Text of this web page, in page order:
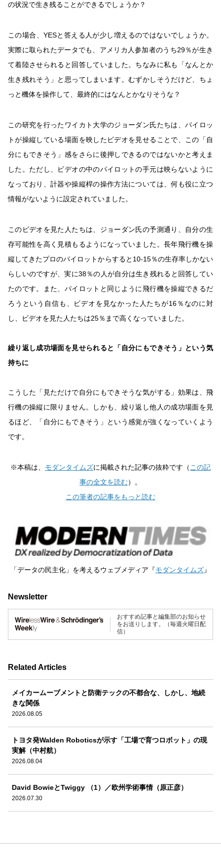
の状況で生き残ることができるでしょうか？
この場合、YESと答える人が少し増えるのではないでしょうか。
実際に取られたデータでも、アメリカ人参加者のうち29％が生き
て着陸させられると回答していました。ちなみに私も「なんとか
生き残れそう」と思ってしまいます。むずかしそうだけど、ちょ
っと機体を操作して、最終的にはなんとかなりそうな？
この研究を行ったワイカト大学のジョーダン氏たちは、パイロッ
トが操縦している場面を映したビデオを見せることで、この「自
分にもできそう」感をさらに後押しできるのではないかと考えま
した。ただし、ビデオの中のパイロットの手元は映らないように
なっており、計器や操縦桿の操作方法については、何も役に立つ
情報がないように設定されていました。
このビデオを見た人たちは、ジョーダン氏の予測通り、自分の生
存可能性を高く見積もるようになっていました。長年飛行機を操
縦してきたプロのパイロットからすると10-15％の生存率しかない
らしいのですが、実に38％の人が自分は生き残れると回答してい
たのです。また、パイロットと同じように飛行機を操縦できるだ
ろうという自信も、ビデオを見なかった人たちが16％なのに対
し、ビデオを見た人たちは25％まで高くなっていました。
繰り返し成功場面を見せられると「自分にもできそう」という気
持ちに
こうした「見ただけで自分にもできそうな気がする」効果は、飛
行機の操縦に限りません。しかも、繰り返し他人の成功場面を見
るほど、「自分にもできそう」という感覚が強くなっていくよう
です。
※本稿は、 モダンタイムズに掲載された記事の抜粋です（この記
事の全文を読む）。
この筆者の記事をもっと読む
「データの民主化」を考えるウェブメディア『モダンタイムズ』
Newsletter
おすすめ記事と編集部のお知らせ
をお送りします。（毎週火曜日配
信）
Related Articles
メイカームーブメントと防衛テックの不都合な、しかし、地続
きな関係
2026.08.05
トヨタ発Walden Roboticsが示す「工場で育つロボット」の現
実解（中村航）
2026.08.04
David BowieとTwiggy （1）／欧州学術事情（原正彦）
2026.07.30